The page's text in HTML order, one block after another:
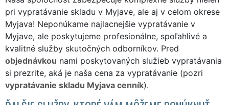
pri vypratávanie skladu v Myjave, ale aj v celom okrese
Myjava! Neponúkame najlacnejšie vypratávanie v
Myjave, ale poskytujeme profesionálne, spoľahlivé a
kvalitné služby skutočných odborníkov. Pred
objednávkou nami poskytovaných služieb vypratávania
si prezrite, aká je naša cena za vypratávanie (pozri
vypratávanie skladu Myjava cenník).